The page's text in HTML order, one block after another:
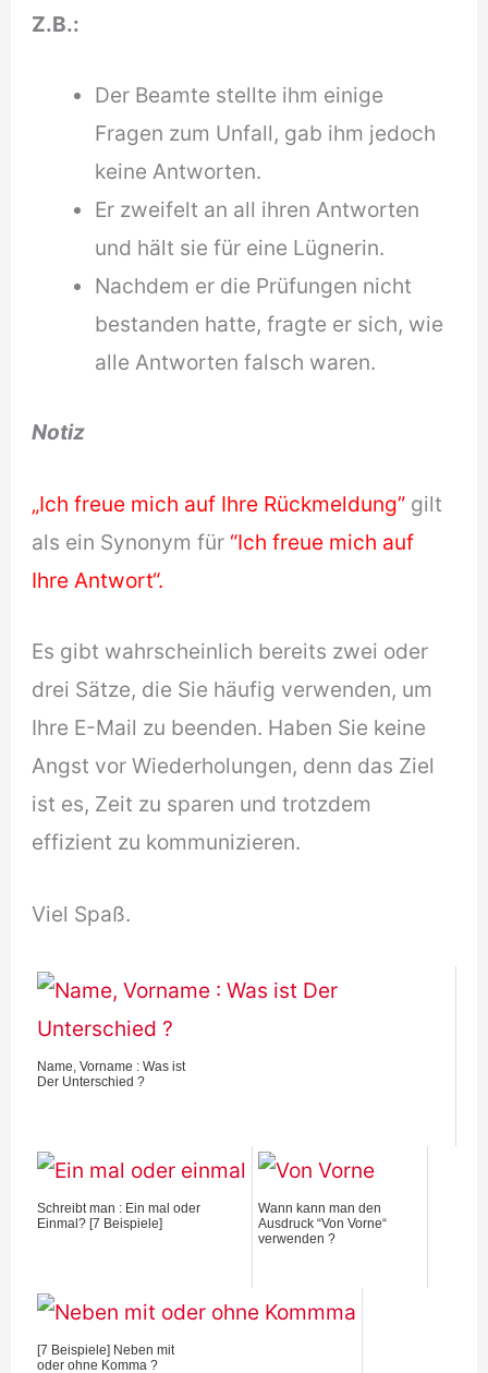
Z.B.:
Der Beamte stellte ihm einige
Fragen zum Unfall, gab ihm jedoch
keine Antworten.
Er zweifelt an all ihren Antworten
und hält sie für eine Lügnerin.
Nachdem er die Prüfungen nicht
bestanden hatte, fragte er sich, wie
alle Antworten falsch waren.
Notiz
„Ich freue mich auf Ihre Rückmeldung” gilt
als ein Synonym für “Ich freue mich auf
Ihre Antwort“.
Es gibt wahrscheinlich bereits zwei oder
drei Sätze, die Sie häufig verwenden, um
Ihre E-Mail zu beenden. Haben Sie keine
Angst vor Wiederholungen, denn das Ziel
ist es, Zeit zu sparen und trotzdem
effizient zu kommunizieren.
Viel Spaß.
Name, Vorname : Was ist
Der Unterschied ?
Schreibt man : Ein mal oder
Einmal? [7 Beispiele]
Wann kann man den
Ausdruck “Von Vorne“
verwenden ?
[7 Beispiele] Neben mit
oder ohne Komma ?